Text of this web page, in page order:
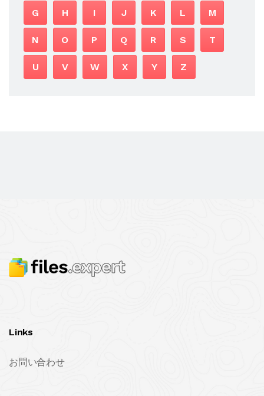
G H I J K L M
N O P Q R S T
U V W X Y Z
Links
お問い合わせ